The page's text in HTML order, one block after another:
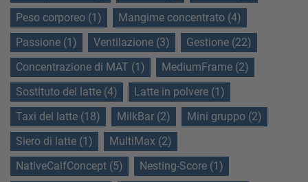
Peso corporeo (1)
Mangime concentrato (4)
Passione (1)
Ventilazione (3)
Gestione (22)
Concentrazione di MAT (1)
MediumFrame (2)
Sostituto del latte (4)
Latte in polvere (1)
Taxi del latte (18)
MilkBar (2)
Mini gruppo (2)
Siero di latte (1)
MultiMax (2)
NativeCalfConcept (5)
Nesting-Score (1)